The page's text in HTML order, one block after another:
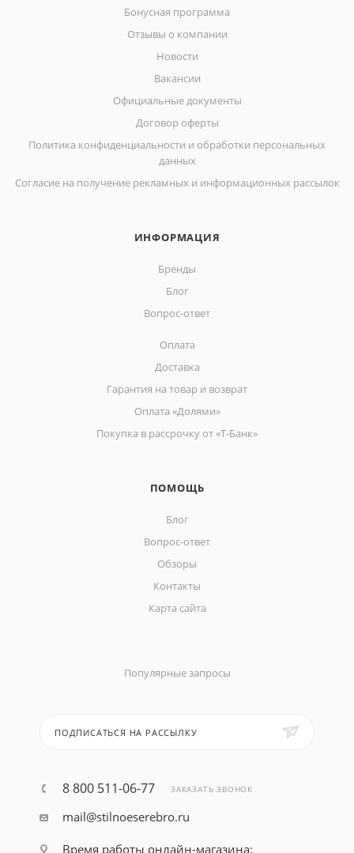
Бонусная программа
Отзывы о компании
Новости
Вакансии
Официальные документы
Договор оферты
Политика конфиденциальности и обработки персональных
данных
Согласие на получение рекламных и информационных рассылок
ИНФОРМАЦИЯ
Бренды
Блог
Вопрос-ответ
Оплата
Доставка
Гарантия на товар и возврат
Оплата «Долями»
Покупка в рассрочку от «Т-Банк»
ПОМОЩЬ
Блог
Вопрос-ответ
Обзоры
Контакты
Карта сайта
Популярные запросы
ПОДПИСАТЬСЯ НА РАССЫЛКУ
8 800 511-06-77 ЗАКАЗАТЬ ЗВОНОК
mail@stilnoeserebro.ru
Время работы онлайн-магазина: